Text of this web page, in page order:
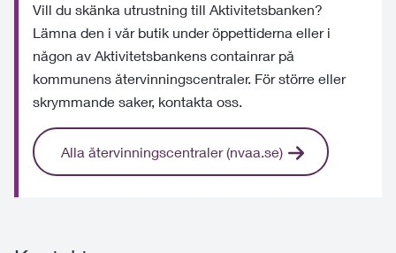
Vill du skänka utrustning till Aktivitetsbanken?
Lämna den i vår butik under öppettiderna eller i
någon av Aktivitetsbankens containrar på
kommunens återvinningscentraler. För större eller
skrymmande saker, kontakta oss.
Alla återvinningscentraler (nvaa.se)